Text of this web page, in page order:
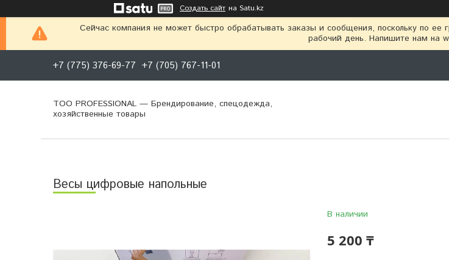
Создать сайт на Satu.kz
Сейчас компания не может быстро обрабатывать заказы и сообщения, поскольку по
рабочий день. Напишите нам на
+7 (775) 376-69-77 +7 (705) 767-11-01
ТОО PROFESSIONAL — Брендирование, спецодежда,
хозяйственные товары
Весы цифровые напольные
В наличии
5 200 ₸